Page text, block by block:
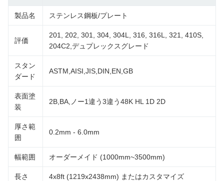
製品名 ステンレス鋼板/プレート
評価
201, 202, 301, 304, 304L, 316, 316L, 321, 410S,
204C2,デュプレックスグレード
スタン
ダード
ASTM,AISI,JIS,DIN,EN,GB
表面塗
装
2B,BA,ノー1違う3違う48K HL 1D 2D
厚さ範
囲
0.2mm - 6.0mm
幅範囲 オーダーメイド (1000mm~3500mm)
長さ 4x8ft (1219x2438mm) またはカスタマイズ